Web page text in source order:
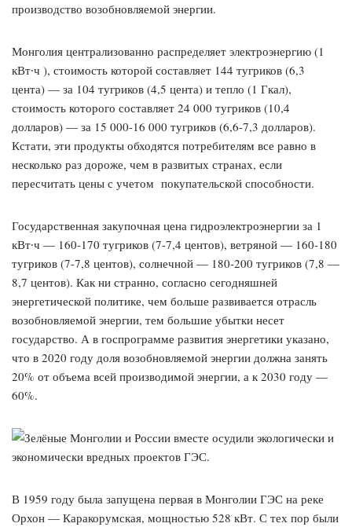
производство возобновляемой энергии.
Монголия централизованно распределяет электроэнергию (1
кВт∙ч ), стоимость которой составляет 144 тугриков (6,3
цента) — за 104 тугриков (4,5 цента) и тепло (1 Гкал),
стоимость которого составляет 24 000 тугриков (10,4
долларов) — за 15 000-16 000 тугриков (6,6-7,3 долларов).
Кстати, эти продукты обходятся потребителям все равно в
несколько раз дороже, чем в развитых странах, если
пересчитать цены с учетом покупательской способности.
Государственная закупочная цена гидроэлектроэнергии за 1
кВт∙ч — 160-170 тугриков (7-7,4 центов), ветряной — 160-180
тугриков (7-7,8 центов), солнечной — 180-200 тугриков (7,8 —
8,7 центов). Как ни странно, согласно сегодняшней
энергетической политике, чем больше развивается отрасль
возобновляемой энергии, тем большие убытки несет
государство. А в госпрограмме развития энергетики указано,
что в 2020 году доля возобновляемой энергии должна занять
20% от объема всей производимой энергии, а к 2030 году —
60%.
В 1959 году была запущена первая в Монголии ГЭС на реке
Орхон — Каракорумская, мощностью 528 кВт. С тех пор были